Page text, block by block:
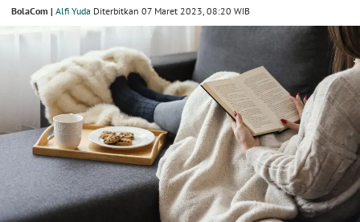
BolaCom | Alfi Yuda Diterbitkan 07 Maret 2023, 08:20 WIB